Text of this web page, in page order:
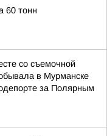
60 тонн
со съемочной
в Мурманске
за Полярным